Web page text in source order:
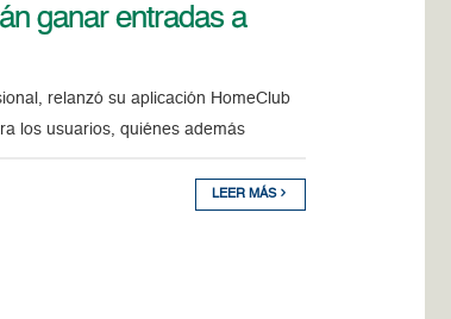
ganar entradas a
relanzó su aplicación HomeClub
los usuarios, quiénes además
LEER MÁS